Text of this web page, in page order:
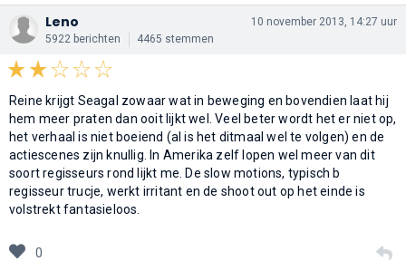
Leno
5922 berichten 4465 stemmen
10 november 2013, 14:27 uur
Reine krijgt Seagal zowaar wat in beweging en bovendien laat hij
hem meer praten dan ooit lijkt wel. Veel beter wordt het er niet op,
het verhaal is niet boeiend (al is het ditmaal wel te volgen) en de
actiescenes zijn knullig. In Amerika zelf lopen wel meer van dit
soort regisseurs rond lijkt me. De slow motions, typisch b
regisseur trucje, werkt irritant en de shoot out op het einde is
volstrekt fantasieloos.
0